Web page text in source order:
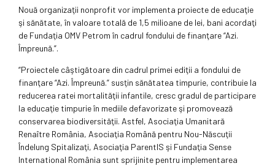
Nouă organizaţii nonprofit vor implementa proiecte de educaţie
şi sănătate, în valoare totală de 1,5 milioane de lei, bani acordaţi
de Fundaţia OMV Petrom în cadrul fondului de finanţare “Azi.
Împreună.”.
“Proiectele câştigătoare din cadrul primei ediţii a fondului de
finanţare “Azi. Împreună.” susţin sănătatea timpurie, contribuie la
reducerea ratei mortalităţii infantile, cresc gradul de participare
la educaţie timpurie în mediile defavorizate şi promovează
conservarea biodiversităţii. Astfel, Asociaţia Umanitară
Renaître România, Asociaţia Română pentru Nou-Născuţii
Îndelung Spitalizaţi, Asociaţia ParentIS şi Fundaţia Sense
International România sunt sprijinite pentru implementarea